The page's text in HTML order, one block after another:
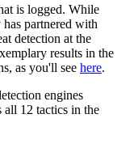
is logged. While
partnered with
detection at the
results in the
as you'll see here.
engines
all 12 tactics in the